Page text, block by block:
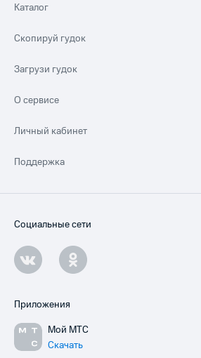
Каталог
Скопируй гудок
Загрузи гудок
О сервисе
Личный кабинет
Поддержка
Социальные сети
Приложения
Мой МТС
Скачать